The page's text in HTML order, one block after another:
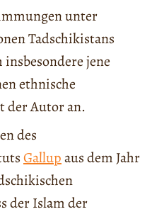
unter
Tadschikistans
jene
ethnische
der Autor an.
des
Gallupaus dem Jahr
der Islam der